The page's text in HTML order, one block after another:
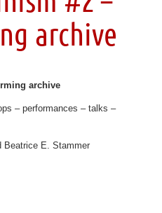
archive
archive
– performances – talks –
Beatrice E. Stammer